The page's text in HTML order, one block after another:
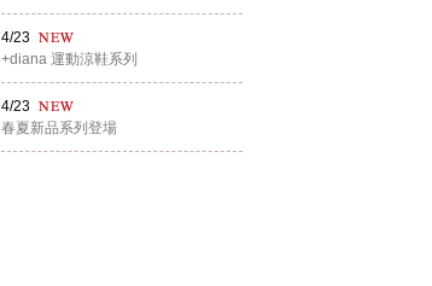
4/23
+diana 運動涼鞋系列
4/23
春夏新品系列登場